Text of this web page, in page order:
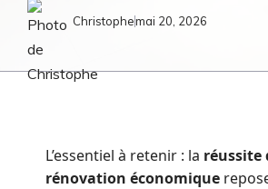
Christophemai 20, 2026
L’essentiel à retenir : la réussite
rénovation économique